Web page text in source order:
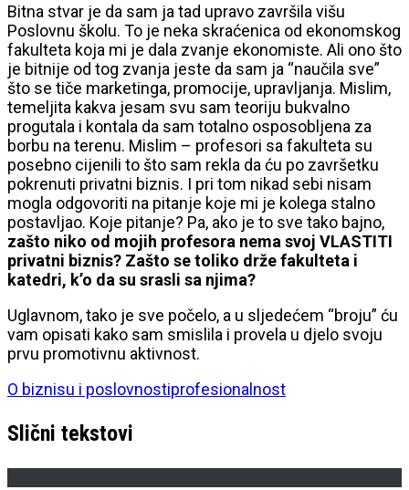
Bitna stvar je da sam ja tad upravo završila višu
Poslovnu školu. To je neka skraćenica od ekonomskog
fakulteta koja mi je dala zvanje ekonomiste. Ali ono što
je bitnije od tog zvanja jeste da sam ja “naučila sve”
što se tiče marketinga, promocije, upravljanja. Mislim,
temeljita kakva jesam svu sam teoriju bukvalno
progutala i kontala da sam totalno osposobljena za
borbu na terenu. Mislim – profesori sa fakulteta su
posebno cijenili to što sam rekla da ću po završetku
pokrenuti privatni biznis. I pri tom nikad sebi nisam
mogla odgovoriti na pitanje koje mi je kolega stalno
postavljao. Koje pitanje? Pa, ako je to sve tako bajno,
zašto niko od mojih profesora nema svoj VLASTITI
privatni biznis? Zašto se toliko drže fakulteta i
katedri, k’o da su srasli sa njima?
Uglavnom, tako je sve počelo, a u sljedećem “broju” ću
vam opisati kako sam smislila i provela u djelo svoju
prvu promotivnu aktivnost.
O biznisu i poslovnostiprofesionalnost
Slični tekstovi